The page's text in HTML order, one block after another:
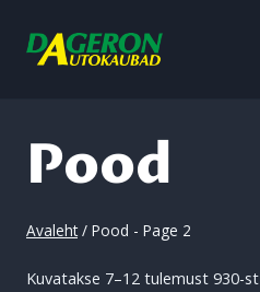
Pood
Avaleht / Pood - Page 2
Kuvatakse 7–12 tulemust 930-st